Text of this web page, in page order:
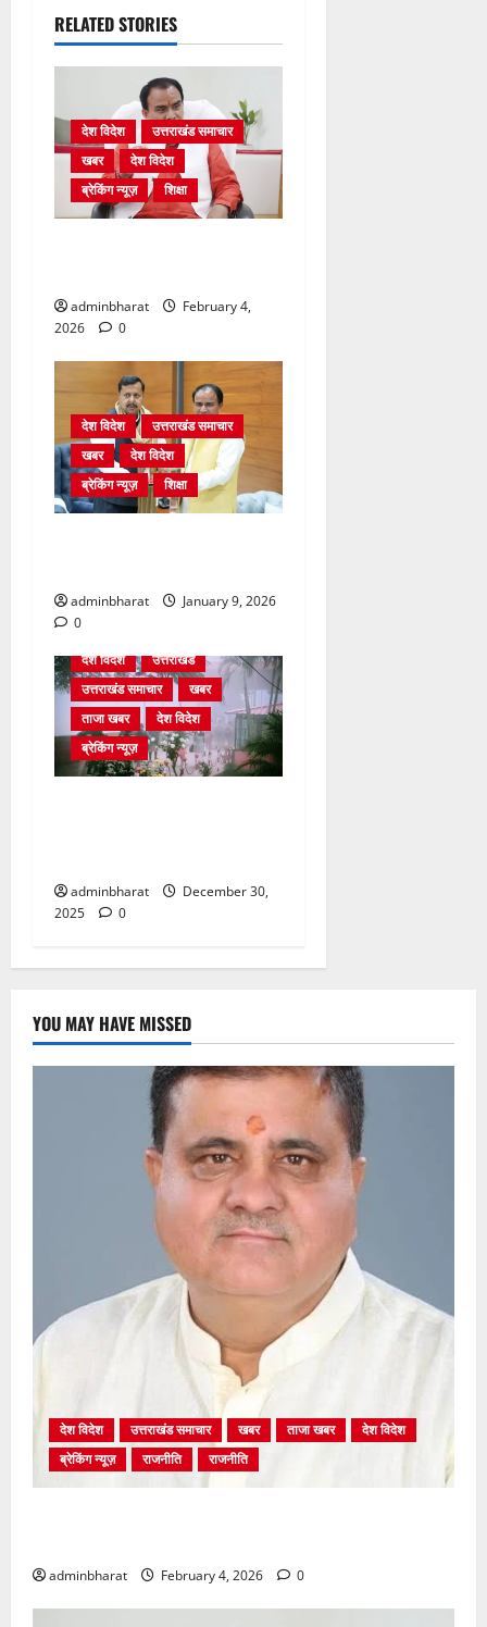
RELATED STORIES
देश विदेश
उत्तराखंड समाचार
खबर
देश विदेश
ब्रेकिंग न्यूज़
शिक्षा
adminbharat
February 4,
2026
0
देश विदेश
उत्तराखंड समाचार
खबर
देश विदेश
ब्रेकिंग न्यूज़
शिक्षा
adminbharat
January 9, 2026
0
देश विदेश
उत्तराखंड
उत्तराखंड समाचार
खबर
ताजा खबर
देश विदेश
ब्रेकिंग न्यूज़
adminbharat
December 30,
2025
0
YOU MAY HAVE MISSED
देश विदेश उत्तराखंड समाचार खबर ताजा खबर
देश विदेश
ब्रेकिंग न्यूज़
राजनीति राजनीति
adminbharat February 4, 2026 0